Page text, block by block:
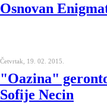
Osnovan
Četvrtak, 19. 02. 2015.
"Oazina"
Sofije Necin